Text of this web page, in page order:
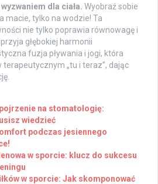
dla ciała. Wyobraź sobie
macie, tylko na wodzie! Ta
nie tylko poprawia równowagę i
głębokiej harmonii
fuzja pływania i jogi, która
„tu i teraz”, dając
na stomatologię:
wiedzieć
podczas jesiennego
w sporcie: klucz do sukcesu
w sporcie: Jak skomponować